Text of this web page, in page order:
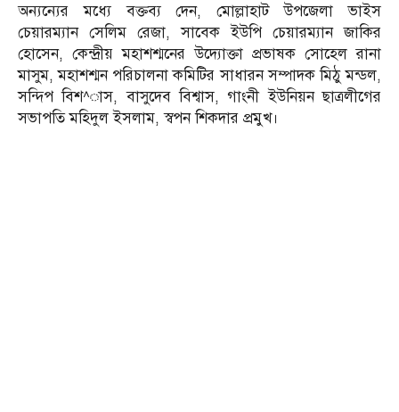
অন্যন্যের মধ্যে বক্তব্য দেন, মোল্লাহাট উপজেলা ভাইস
চেয়ারম্যান সেলিম রেজা, সাবেক ইউপি চেয়ারম্যান জাকির
হোসেন, কেন্দ্রীয় মহাশশ্মনের উদ্যোক্তা প্রভাষক সোহেল রানা
মাসুম, মহাশশ্মন পরিচালনা কমিটির সাধারন সম্পাদক মিঠু মন্ডল,
সন্দিপ বিশ^াস, বাসুদেব বিশ্বাস, গাংনী ইউনিয়ন ছাত্রলীগের
সভাপতি মহিদুল ইসলাম, স্বপন শিকদার প্রমুখ।